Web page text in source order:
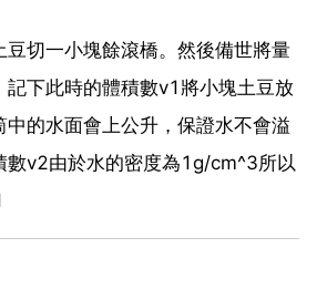
豆切一小塊餘滾橋。然後備世將量
記下此時的體積數v1將小塊土豆放
中的水面會上公升，保證水不會溢
數v2由於水的密度為1g/cm^3所以